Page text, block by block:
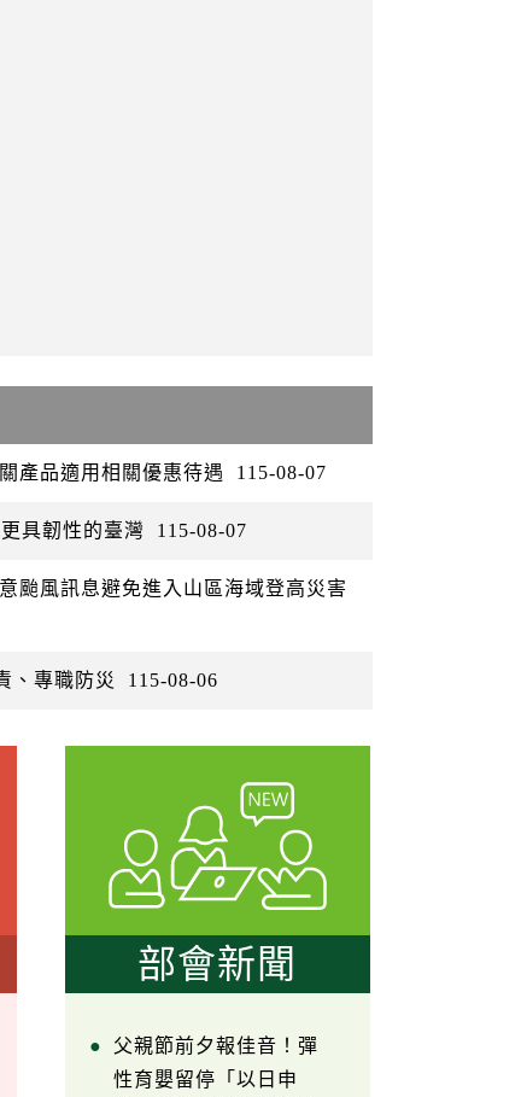
產品適用相關優惠待遇 115-08-07
具韌性的臺灣 115-08-07
颱風訊息避免進入山區海域登高災害
、專職防災 115-08-06
部會新聞
父親節前夕報佳音！彈
性育嬰留停「以日申